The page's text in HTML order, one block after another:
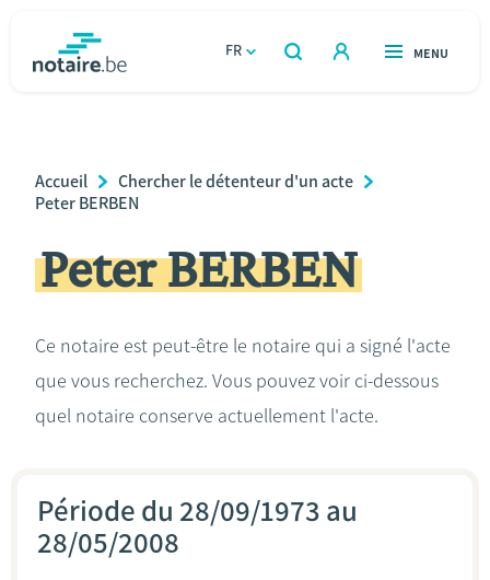
FR
OUVERT
RECHERCHER
OUVERT
MENU
Relations et vivre ensemble
Héritage et donations
Le notaire
Breadcrumb
Accueil
Chercher le détenteur d'un acte
Peter BERBEN
Peter BERBEN
Ce notaire est peut-être le notaire qui a signé l'acte
que vous recherchez. Vous pouvez voir ci-dessous
quel notaire conserve actuellement l'acte.
Période du 28/09/1973 au
28/05/2008